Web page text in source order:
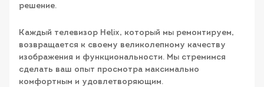
решение.
Каждый телевизор Helix, который мы ремонтируем,
возвращается к своему великолепному качеству
изображения и функциональности. Мы стремимся
сделать ваш опыт просмотра максимально
комфортным и удовлетворяющим.